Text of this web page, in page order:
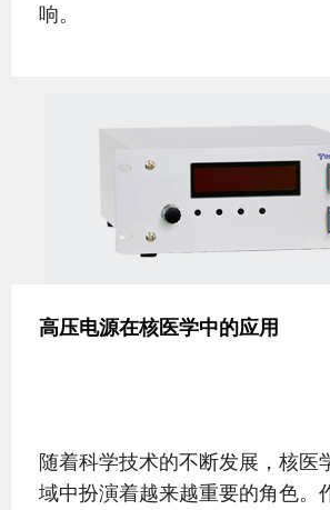
响。
高压电源在核医学中的应用
随着科学技术的不断发展，核医
域中扮演着越来越重要的角色。